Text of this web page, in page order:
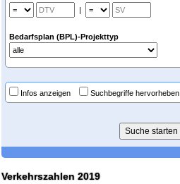
|
Bedarfsplan (BPL)-Projekttyp
Infos anzeigen Suchbegriffe hervorheben
Verkehrszahlen 2019